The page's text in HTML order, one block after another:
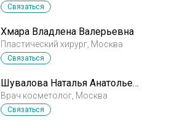
Связаться
Хмара Владлена Валерьевна
Пластический хирург, Москва
Связаться
Шувалова Наталья Анатольевна
Врач косметолог, Москва
Связаться